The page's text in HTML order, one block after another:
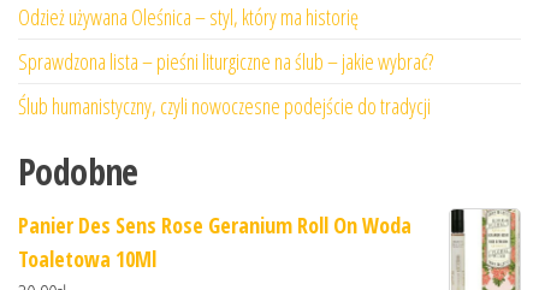
Odzież używana Oleśnica – styl, który ma historię
Sprawdzona lista – pieśni liturgiczne na ślub – jakie wybrać?
Ślub humanistyczny, czyli nowoczesne podejście do tradycji
Podobne
Panier Des Sens Rose Geranium Roll On Woda
Toaletowa 10Ml